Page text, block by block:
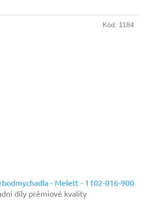
- Melett - 1102-016-900
díly prémiové kvality
Kód: 1184